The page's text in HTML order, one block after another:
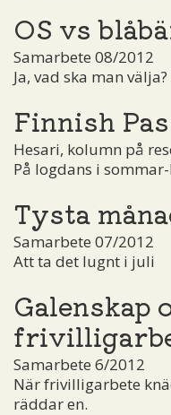
OS vs
Samarbete 08/2012
Ja, vad ska man välja?
Finnish
Hesari, kolumn på
På logdans i
Tysta
Samarbete 07/2012
Att ta det lugnt i juli
Galenskap
Samarbete 6/2012
När frivilligarbete
räddar en.